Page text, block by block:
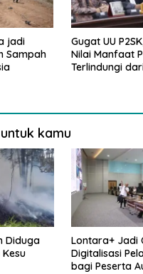
jadi
Sampah
Gugat UU
Nilai Manfaat
Terlindungi
kamu
Diduga
Lontara+ Jadi
Digitalisasi
bagi Peserta